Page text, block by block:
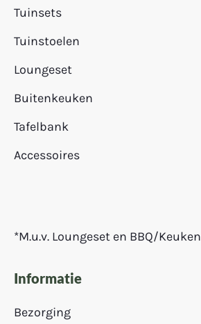
Tuinsets
Tuinstoelen
Loungeset
Buitenkeuken
Tafelbank
Accessoires
*M.u.v. Loungeset en BBQ/Keuken
Informatie
Bezorging